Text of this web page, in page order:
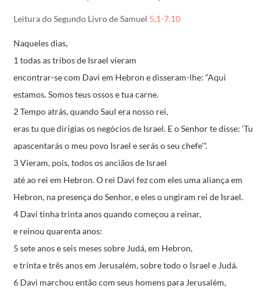
Leitura do Segundo Livro de Samuel 5,1-7.10
Naqueles dias,
1 todas as tribos de Israel vieram
encontrar-se com Davi em Hebron e disseram-lhe: “Aqui
estamos. Somos teus ossos e tua carne.
2 Tempo atrás, quando Saul era nosso rei,
eras tu que dirigias os negócios de Israel. E o Senhor te disse: ‘Tu
apascentarás o meu povo Israel e serás o seu chefe'”.
3 Vieram, pois, todos os anciãos de Israel
até ao rei em Hebron.O rei Davi fez com eles uma aliança em
Hebron, na presença do Senhor,e eles o ungiram rei de Israel.
4 Davi tinha trinta anos quando começou a reinar,
e reinou quarenta anos:
5 sete anos e seis meses sobre Judá, em Hebron,
e trinta e três anos em Jerusalém, sobre todo o Israel e Judá.
6 Davi marchou então com seus homens para Jerusalém,